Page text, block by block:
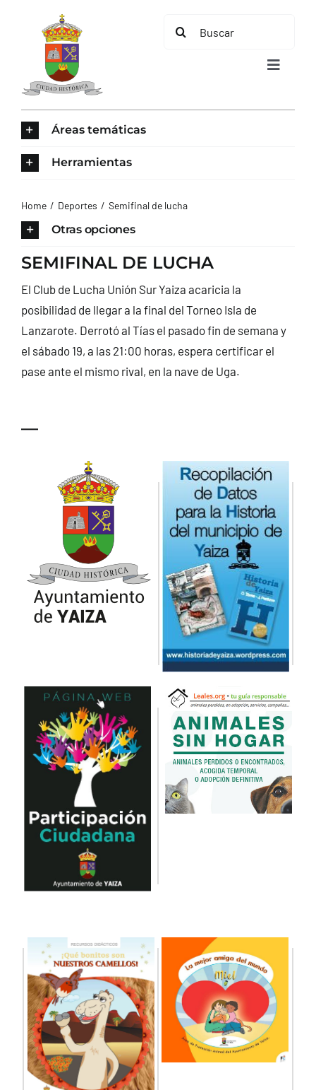
contenido
Buscar:
Toggle
TURISMO
CONTACTO
Áreas temáticas
Herramientas
Home Deportes Semifinal de lucha
Otras opciones
SEMIFINAL DE LUCHA
El Club de Lucha Unión Sur Yaiza acaricia la
posibilidad de llegar a la final del Torneo Isla de
Lanzarote. Derrotó al Tías el pasado fin de semana y
el sábado 19, a las 21:00 horas, espera certificar el
pase ante el mismo rival, en la nave de Uga.
—